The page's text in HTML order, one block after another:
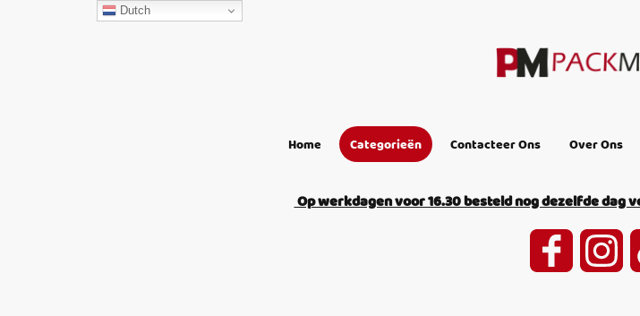
Home Categorieën Contacteer Ons Over Ons
Op werkdagen voor 16.30 besteld nog dezelfde dag
Dutch